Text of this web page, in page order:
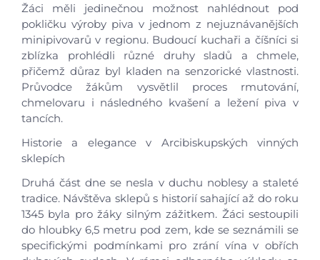
Úvod
Aktuálně
Studium
Projekty
Foto
Žáci měli jedinečnou možnost nahlédnout pod
pokličku výroby piva v jednom z nejuznávanějších
minipivovarů v regionu. Budoucí kuchaři a číšníci si
zblízka prohlédli různé druhy sladů a chmele,
přičemž důraz byl kladen na senzorické vlastnosti.
Průvodce žákům vysvětlil proces rmutování,
chmelovaru i následného kvašení a ležení piva v
tancích.
Historie a elegance v Arcibiskupských vinných
sklepích
Druhá část dne se nesla v duchu noblesy a staleté
tradice. Návštěva sklepů s historií sahající až do roku
1345 byla pro žáky silným zážitkem. Žáci sestoupili
do hloubky 6,5 metru pod zem, kde se seznámili se
specifickými podmínkami pro zrání vína v obřích